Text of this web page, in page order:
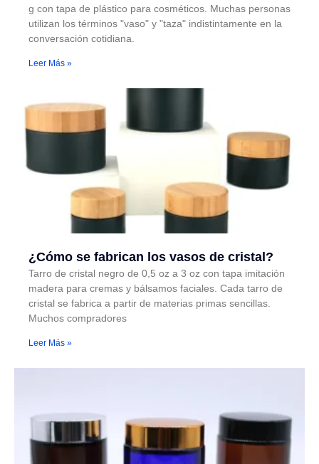
g con tapa de plástico para cosméticos. Muchas personas
utilizan los términos "vaso" y "taza" indistintamente en la
conversación cotidiana.
Leer Más »
¿Cómo se fabrican los vasos de cristal?
Tarro de cristal negro de 0,5 oz a 3 oz con tapa imitación
madera para cremas y bálsamos faciales. Cada tarro de
cristal se fabrica a partir de materias primas sencillas.
Muchos compradores
Leer Más »